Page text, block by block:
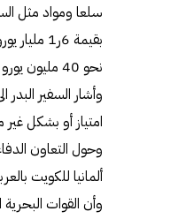
سلعا ومواد مثل
بقيمة
نحو 40 مليون يورو سنويا.
امتياز أو بشكل غير
وحول التعاون
ألمانيا للكويت
وأن القوات